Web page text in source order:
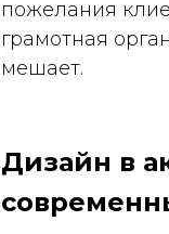
пожелания
грамотная
мешает.
Дизайн в